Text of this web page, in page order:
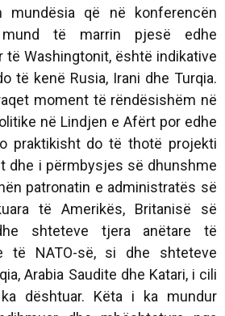
mundësia që në konferencën
të marrin pjesë edhe
Washingtonit, është indikative
të kenë Rusia, Irani dhe Turqia.
moment të rëndësishëm në
në Lindjen e Afërt por edhe
praktikisht do të thotë projekti
dhe i përmbysjes së dhunshme
patronatin e administratës së
të Amerikës, Britanisë së
shteteve tjera anëtare të
të NATO-së, si dhe shteteve
Arabia Saudite dhe Katari, i cili
dështuar. Këta i ka mundur